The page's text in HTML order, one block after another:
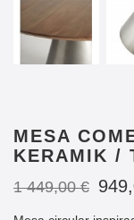
MESA
KERAMIK /
1 449,00 €